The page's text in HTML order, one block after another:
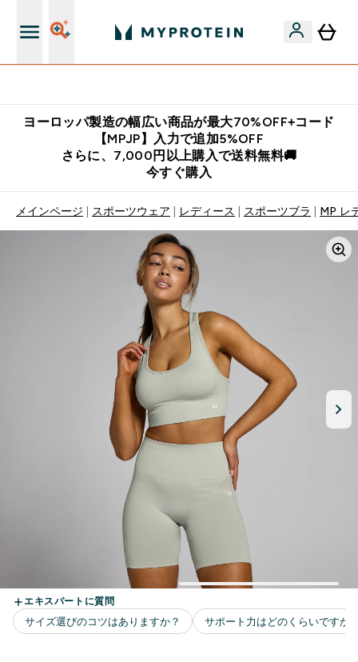
ヨーロッパ製造の幅広い商品が最大70%OFF+コード
【MPJP】入力で追加5%OFF
さらに、7,000円以上購入で送料無料🚚
今すぐ購入
メインページ スポーツウェア レディース スポーツブラ MP レ